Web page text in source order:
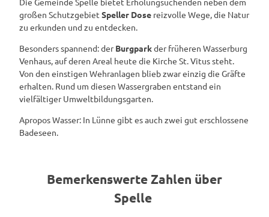
großen Schutzgebiet Speller Dose reizvolle Wege, die Natur
zu erkunden und zu entdecken.
Besonders spannend: derBurgparkder früheren Wasserburg
Venhaus, auf deren Areal heute die Kirche St. Vitus steht.
Von den einstigen Wehranlagen blieb zwar einzig die Gräfte
erhalten. Rund um diesen Wassergraben entstand ein
vielfältiger Umweltbildungsgarten.
Apropos Wasser: In Lünne gibt es auch zwei gut erschlossene
Badeseen.
Bemerkenswerte Zahlen über
Spelle